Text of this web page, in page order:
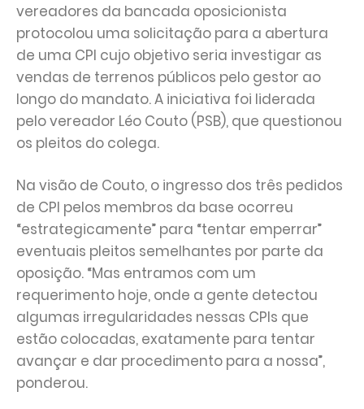
vereadores da bancada oposicionista
protocolou uma solicitação para a abertura
de uma CPI cujo objetivo seria investigar as
vendas de terrenos públicos pelo gestor ao
longo do mandato. A iniciativa foi liderada
pelo vereador Léo Couto (PSB), que questionou
os pleitos do colega.
Na visão de Couto, o ingresso dos três pedidos
de CPI pelos membros da base ocorreu
“estrategicamente” para “tentar emperrar”
eventuais pleitos semelhantes por parte da
oposição. “Mas entramos com um
requerimento hoje, onde a gente detectou
algumas irregularidades nessas CPIs que
estão colocadas, exatamente para tentar
avançar e dar procedimento para a nossa”,
ponderou.